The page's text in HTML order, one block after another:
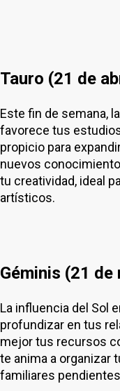
Tauro (21 de
Este fin de semana,
favorece tus
propicio para
nuevos
tu creatividad, ideal
artísticos.
Géminis (21
La influencia del Sol
profundizar en tus
mejor tus recursos
te anima a organizar
familiares